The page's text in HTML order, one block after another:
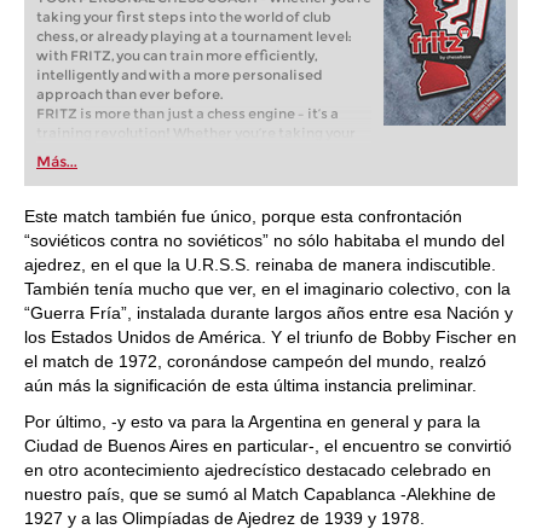
taking your first steps into the world of club
chess, or already playing at a tournament level:
with FRITZ, you can train more efficiently,
intelligently and with a more personalised
approach than ever before.
FRITZ is more than just a chess engine – it’s a
training revolution! Whether you’re taking your
first steps into the world of club chess, or already
playing at a tournament level: with FRITZ, you can
train more efficiently, intelligently and with a
more personalised approach than ever before.
Más...
Este match también fue único, porque esta confrontación
“soviéticos contra no soviéticos” no sólo habitaba el mundo del
ajedrez, en el que la U.R.S.S. reinaba de manera indiscutible.
También tenía mucho que ver, en el imaginario colectivo, con la
“Guerra Fría”, instalada durante largos años entre esa Nación y
los Estados Unidos de América. Y el triunfo de Bobby Fischer en
el match de 1972, coronándose campeón del mundo, realzó
aún más la significación de esta última instancia preliminar.
Por último, -y esto va para la Argentina en general y para la
Ciudad de Buenos Aires en particular-, el encuentro se convirtió
en otro acontecimiento ajedrecístico destacado celebrado en
nuestro país, que se sumó al Match Capablanca -Alekhine de
1927 y a las Olimpíadas de Ajedrez de 1939 y 1978.